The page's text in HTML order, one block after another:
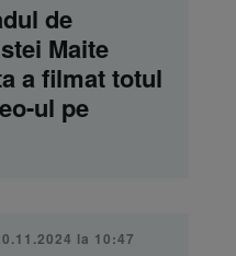
de
Maite
a filmat totul
ul pe
la 10:47